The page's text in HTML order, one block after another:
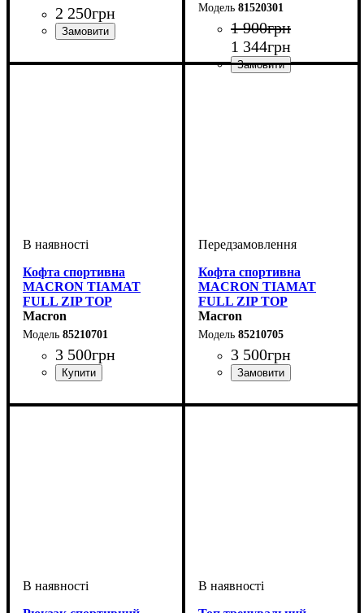
2 250грн 81520301
1 900грн
1 344грн
Кофта спортивна
MACRON TIAMAT
FULL ZIP TOP
(85210701)
Macron
85210701
3 500грн
Кофта спортивна
MACRON TIAMAT
FULL ZIP TOP
(85210705)
Macron
85210705
3 500грн